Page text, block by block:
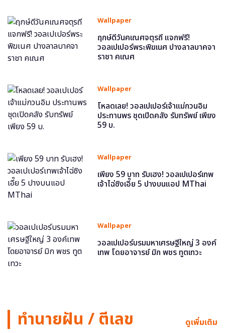
Wallpaper
ฤกษ์ดีวันคเณศจตุรถี แจกฟรี!
วอลเปเปอร์พระพิฆเนศ ปางลาลบาคจา
ราชา คเณศ
Wallpaper
โหลดเลย! วอลเปเปอร์เจ้าแม่กวนอิม
ประทานพร ชุดเปิดคลัง รับทรัพย์ เพียง
59 บ.
Wallpaper
เพียง 59 บาท รับเฮง! วอลเปเปอร์เทพ
เจ้าไฉ่ซิงเอี๊ย 5 ปางบนแอป MThai
Wallpaper
วอลเปเปอร์บรมมหาเศรษฐีใหญ่ 3 องค์
เทพ โดยอาจารย์ มิก พชร ทูตเทวะ
ทำนายฝัน / ตีเลข ดูเพิ่มเติม